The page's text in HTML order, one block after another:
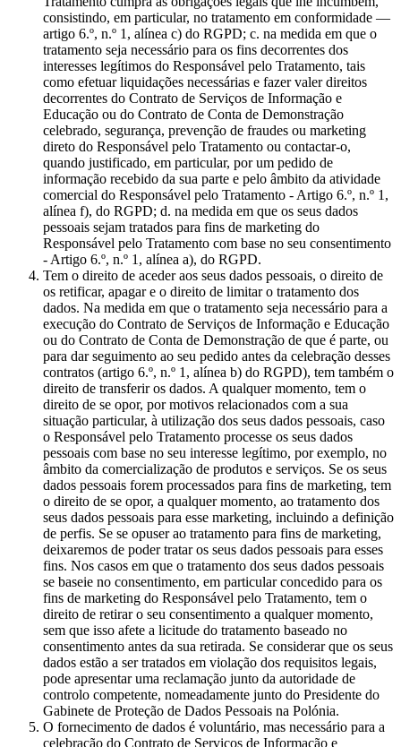
consistindo, em particular, no tratamento em conformidade —
artigo 6.º, n.º 1, alínea c) do RGPD; c. na medida em que o
tratamento seja necessário para os fins decorrentes dos
interesses legítimos do Responsável pelo Tratamento, tais
como efetuar liquidações necessárias e fazer valer direitos
decorrentes do Contrato de Serviços de Informação e
Educação ou do Contrato de Conta de Demonstração
celebrado, segurança, prevenção de fraudes ou marketing
direto do Responsável pelo Tratamento ou contactar-o,
quando justificado, em particular, por um pedido de
informação recebido da sua parte e pelo âmbito da atividade
comercial do Responsável pelo Tratamento - Artigo 6.º, n.º 1,
alínea f), do RGPD; d. na medida em que os seus dados
pessoais sejam tratados para fins de marketing do
Responsável pelo Tratamento com base no seu consentimento
- Artigo 6.º, n.º 1, alínea a), do RGPD.
Tem o direito de aceder aos seus dados pessoais, o direito de
os retificar, apagar e o direito de limitar o tratamento dos
dados. Na medida em que o tratamento seja necessário para a
execução do Contrato de Serviços de Informação e Educação
ou do Contrato de Conta de Demonstração de que é parte, ou
para dar seguimento ao seu pedido antes da celebração desses
contratos (artigo 6.º, n.º 1, alínea b) do RGPD), tem também o
direito de transferir os dados. A qualquer momento, tem o
direito de se opor, por motivos relacionados com a sua
situação particular, à utilização dos seus dados pessoais, caso
o Responsável pelo Tratamento processe os seus dados
pessoais com base no seu interesse legítimo, por exemplo, no
âmbito da comercialização de produtos e serviços. Se os seus
dados pessoais forem processados para fins de marketing, tem
o direito de se opor, a qualquer momento, ao tratamento dos
seus dados pessoais para esse marketing, incluindo a definição
de perfis. Se se opuser ao tratamento para fins de marketing,
deixaremos de poder tratar os seus dados pessoais para esses
fins. Nos casos em que o tratamento dos seus dados pessoais
se baseie no consentimento, em particular concedido para os
fins de marketing do Responsável pelo Tratamento, tem o
direito de retirar o seu consentimento a qualquer momento,
sem que isso afete a licitude do tratamento baseado no
consentimento antes da sua retirada. Se considerar que os seus
dados estão a ser tratados em violação dos requisitos legais,
pode apresentar uma reclamação junto da autoridade de
controlo competente, nomeadamente junto do Presidente do
Gabinete de Proteção de Dados Pessoais na Polónia.
O fornecimento de dados é voluntário, mas necessário para a
celebração do Contrato de Serviços de Informação e